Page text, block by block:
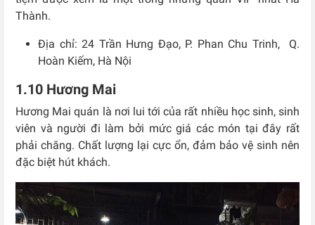
Thành.
Địa chỉ: 24 Trần Hưng Đạo, P. Phan Chu Trinh, Q.
Hoàn Kiếm, Hà Nội
1.10 Hương Mai
Hương Mai quán là nơi lui tới của rất nhiều học sinh, sinh
viên và người đi làm bởi mức giá các món tại đây rất
phải chăng. Chất lượng lại cực ổn, đảm bảo vệ sinh nên
đặc biệt hút khách.